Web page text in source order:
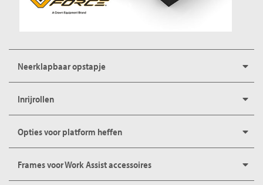
Neerklapbaar opstapje
Inrijrollen
Opties voor platform heffen
Frames voor Work Assist accessoires